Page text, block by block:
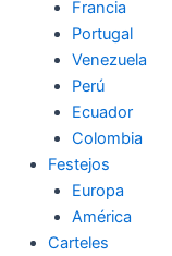
Francia
Portugal
Venezuela
Perú
Ecuador
Colombia
Festejos
Europa
América
Carteles